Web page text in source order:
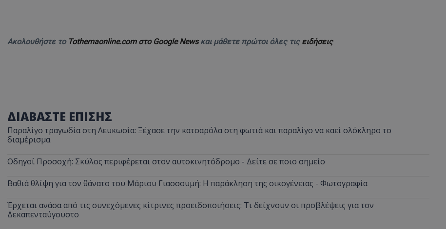
Ακολουθήστε το Tothemaonline.com στο Google Newsκαι μάθετε πρώτοι όλες τις ειδήσεις
ΔΙΑΒΑΣΤΕ ΕΠΙΣΗΣ
Παραλίγο τραγωδία στη Λευκωσία: Ξέχασε την κατσαρόλα στη φωτιά και παραλίγο να καεί ολόκληρο το
διαμέρισμα
Οδηγοί Προσοχή: Σκύλος περιφέρεται στον αυτοκινητόδρομο - Δείτε σε ποιο σημείο
Βαθιά θλίψη για τον θάνατο του Μάριου Γιασσουμή: Η παράκληση της οικογένειας - Φωτογραφία
Έρχεται ανάσα από τις συνεχόμενες κίτρινες προειδοποιήσεις: Τι δείχνουν οι προβλέψεις για τον
Δεκαπενταύγουστο